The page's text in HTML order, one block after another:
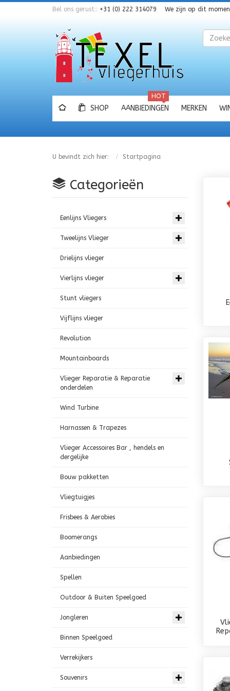
Bel ons gerust:: +31 (0) 222 314079 We zijn op dit
Zoeken
SHOP AANBIEDINGEN
HOT
MERKEN
U bevindt zich hier: Startpagina
Categorieën
Eenlijns Vliegers
Tweelijns Vlieger
Drielijns vlieger
Vierlijns vlieger
Stunt vliegers
Vijflijns vlieger
Revolution
Mountainboards
Vlieger Reparatie & Reparatie
onderdelen
Wind Turbine
Harnassen & Trapezes
Vlieger Accessoires Bar , hendels en
dergelijke
Bouw pakketten
Vliegtuigjes
Frisbees & Aerobies
Boomerangs
Aanbiedingen
Spellen
Outdoor & Buiten Speelgoed
Jongleren
Binnen Speelgoed
Verrekijkers
Souvenirs